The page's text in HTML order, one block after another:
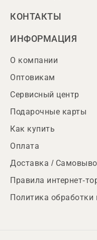
КОНТАКТЫ
ИНФОРМАЦИЯ
О компании
Оптовикам
Сервисный центр
Подарочные карты
Как купить
Оплата
Доставка /
Правила интернет-
Политика